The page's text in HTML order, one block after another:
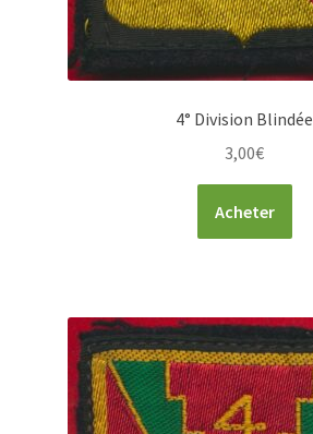
4° Division Blindée
3,00€
Acheter